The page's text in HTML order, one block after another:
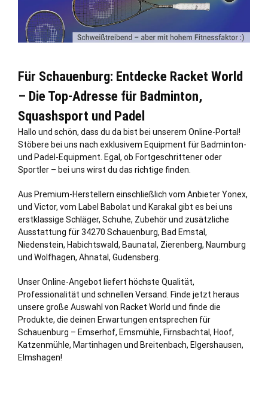
Für Schauenburg: Entdecke Racket World
– Die Top-Adresse für Badminton,
Squashsport und Padel
Hallo und schön, dass du da bist bei unserem Online-Portal!
Stöbere bei uns nach exklusivem Equipment für Badminton-
und Padel-Equipment. Egal, ob Fortgeschrittener oder
Sportler – bei uns wirst du das richtige finden.
Aus Premium-Herstellern einschließlich vom Anbieter Yonex,
und Victor, vom Label Babolat und Karakal gibt es bei uns
erstklassige Schläger, Schuhe, Zubehör und zusätzliche
Ausstattung für 34270 Schauenburg, Bad Emstal,
Niedenstein, Habichtswald, Baunatal, Zierenberg, Naumburg
und Wolfhagen, Ahnatal, Gudensberg.
Unser Online-Angebot liefert höchste Qualität,
Professionalität und schnellen Versand. Finde jetzt heraus
unsere große Auswahl von Racket World und finde die
Produkte, die deinen Erwartungen entsprechen für
Schauenburg – Emserhof, Emsmühle, Firnsbachtal, Hoof,
Katzenmühle, Martinhagen und Breitenbach, Elgershausen,
Elmshagen!